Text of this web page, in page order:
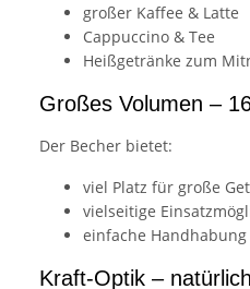
großer Kaffee & Latte
Cappuccino & Tee
Heißgetränke zum
Großes Volumen –
Der Becher bietet:
viel Platz für große
vielseitige
einfache Handhabung
Kraft-Optik –